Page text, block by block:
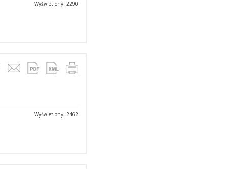
Wyświetlony: 2290
Wyświetlony: 2462